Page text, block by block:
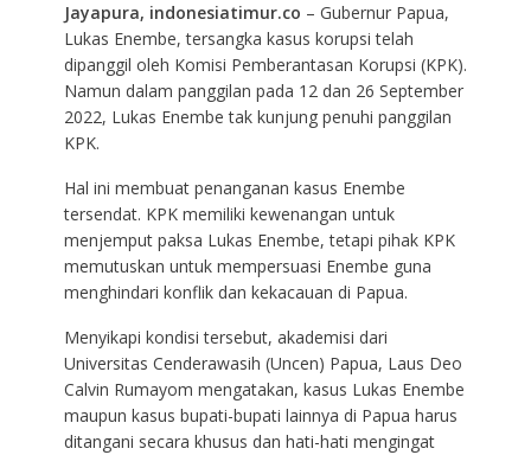
Jayapura, indonesiatimur.co – Gubernur Papua,
Lukas Enembe, tersangka kasus korupsi telah
dipanggil oleh Komisi Pemberantasan Korupsi (KPK).
Namun dalam panggilan pada 12 dan 26 September
2022, Lukas Enembe tak kunjung penuhi panggilan
KPK.
Hal ini membuat penanganan kasus Enembe
tersendat. KPK memiliki kewenangan untuk
menjemput paksa Lukas Enembe, tetapi pihak KPK
memutuskan untuk mempersuasi Enembe guna
menghindari konflik dan kekacauan di Papua.
Menyikapi kondisi tersebut, akademisi dari
Universitas Cenderawasih (Uncen) Papua, Laus Deo
Calvin Rumayom mengatakan, kasus Lukas Enembe
maupun kasus bupati-bupati lainnya di Papua harus
ditangani secara khusus dan hati-hati mengingat